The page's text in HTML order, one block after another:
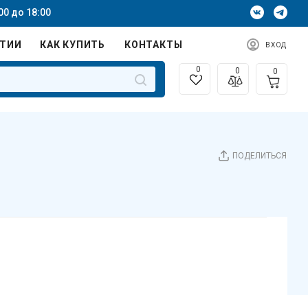
до 18:00
КАК КУПИТЬ КОНТАКТЫ ВХОД
0 0 0
ПОДЕЛИТЬСЯ